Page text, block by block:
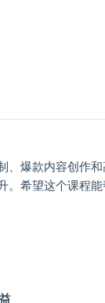
、爆款内容创作
。希望这个课程